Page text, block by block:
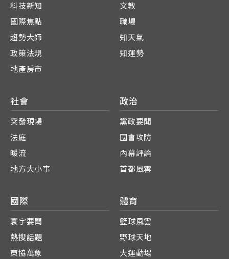
科技新知
國際焦點
趨勢大師
政策法規
地產房市
文教
職場
知天氣
知運勢
社會
突發現場
法庭
暖流
地方大小事
政治
黨政要聞
國會攻防
內幕評論
首都風雲
國際
寰宇要聞
熱搜話題
東協萬象
體育
籃球風雲
野球天地
大運動場